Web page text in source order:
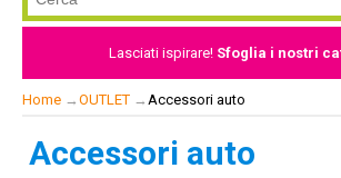
Lasciati ispirare! Sfoglia i nostri
Home → OUTLET → Accessori auto
Accessori auto